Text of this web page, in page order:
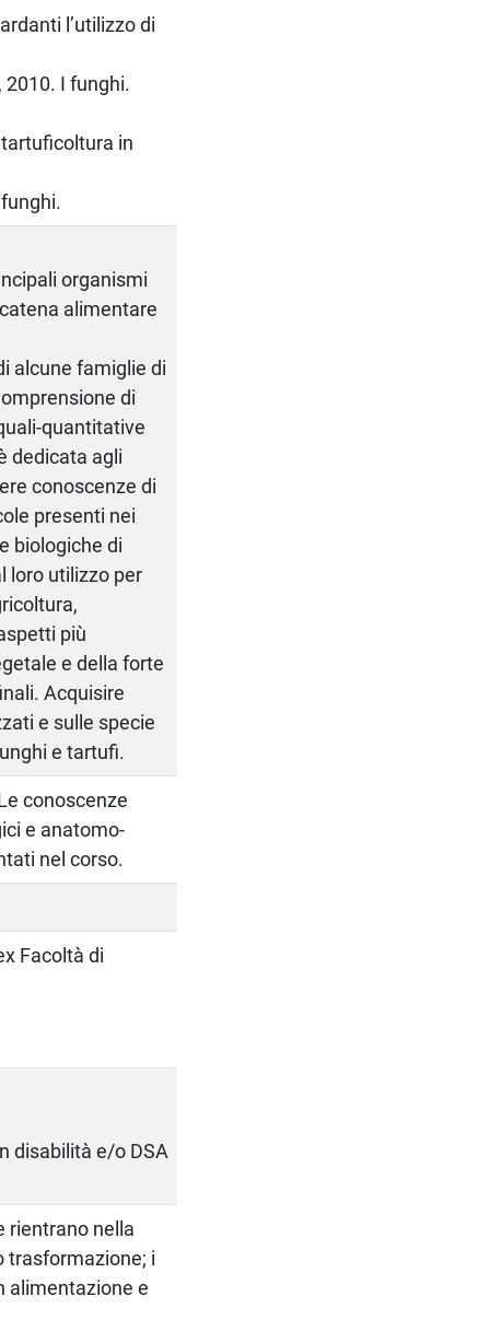
l’utilizzo di
2010. I funghi.
in
organismi
alimentare
alcune famiglie di
di
quantitative
dedicata agli
conoscenze di
presenti nei
biologiche di
loro utilizzo per
più
e della forte
Acquisire
e sulle specie
e tartufi.
conoscenze
e anatomo-
nel corso.
Facoltà di
disabilità e/o DSA
rientrano nella
trasformazione; i
alimentazione e